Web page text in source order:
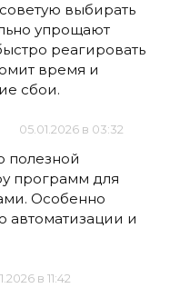
выбирать
упрощают
реагировать
время и
сбои.
05.01.2026 в 03:32
полезной
программ для
Особенно
автоматизации и
в 11:42